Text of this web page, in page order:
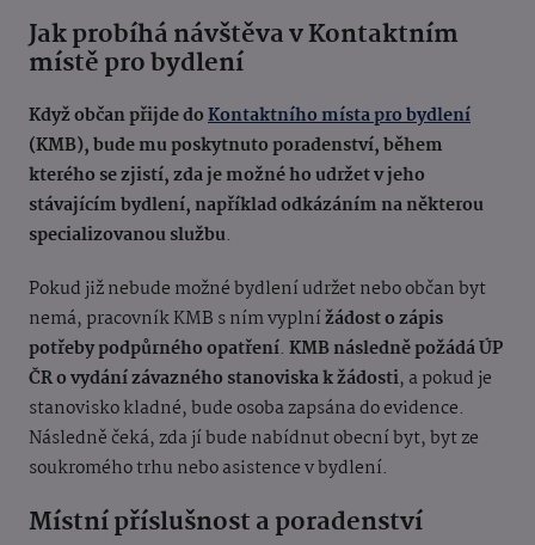
Jak probíhá návštěva v Kontaktním
místě pro bydlení
Když občan přijde doKontaktního místa pro bydlení
(KMB), bude mu poskytnuto poradenství, během
kterého se zjistí, zda je možné ho udržet v jeho
stávajícím bydlení, například odkázáním na některou
specializovanou službu.
Pokud již nebude možné bydlení udržet nebo občan byt
nemá, pracovník KMB s ním vyplnížádost o zápis
potřeby podpůrného opatření. KMB následně požádá ÚP
ČR o vydání závazného stanoviska k žádosti, a pokud je
stanovisko kladné, bude osoba zapsána do evidence.
Následně čeká, zda jí bude nabídnut obecní byt, byt ze
soukromého trhu nebo asistence v bydlení.
Místní příslušnost a poradenství